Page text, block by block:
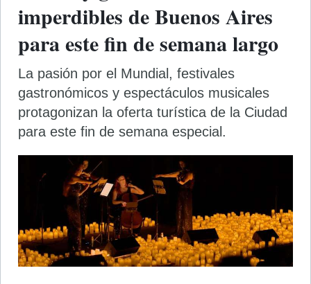
imperdibles de Buenos Aires
para este fin de semana largo
La pasión por el Mundial, festivales
gastronómicos y espectáculos musicales
protagonizan la oferta turística de la Ciudad
para este fin de semana especial.